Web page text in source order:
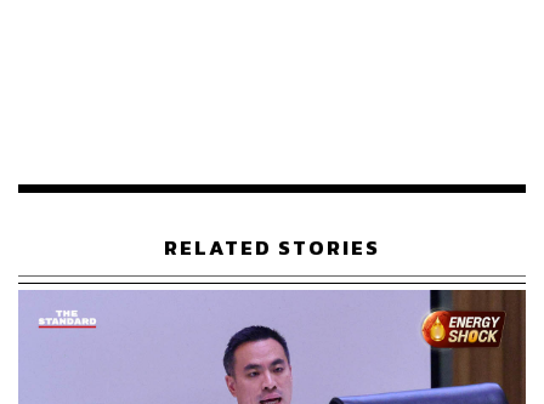
RELATED STORIES